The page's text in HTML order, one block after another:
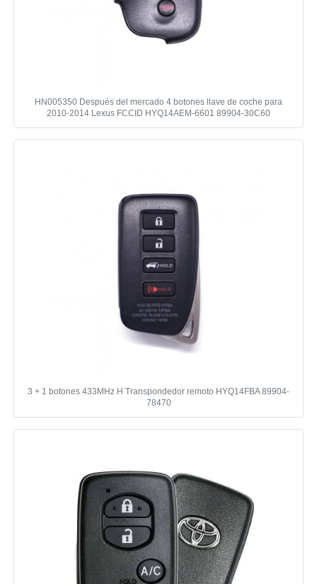
HN005350 Después del mercado 4 botones llave de coche para
2010-2014 Lexus FCCID HYQ14AEM-6601 89904-30C60
3 + 1 botones 433MHz H Transpondedor remoto HYQ14FBA 89904-
78470